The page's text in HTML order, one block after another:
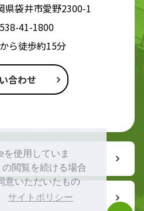
使用していま
閲覧を続ける場合
意いただいたもの
サイトポリシー
県袋井市愛野2300-1
41-1800
ら徒歩約15分
合わせ